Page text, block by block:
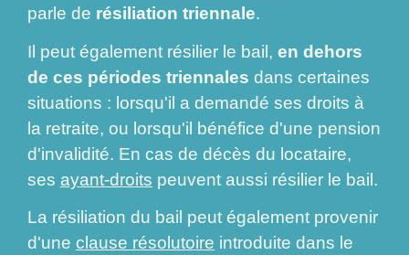
parle de résiliation triennale.
Il peut également résilier le bail, en dehors
de ces périodes triennales dans certaines
situations : lorsqu'il a demandé ses droits à
la retraite, ou lorsqu'il bénéfice d'une pension
d'invalidité. En cas de décès du locataire,
ses ayant-droits peuvent aussi résilier le bail.
La résiliation du bail peut également provenir
d'une clause résolutoire introduite dans le